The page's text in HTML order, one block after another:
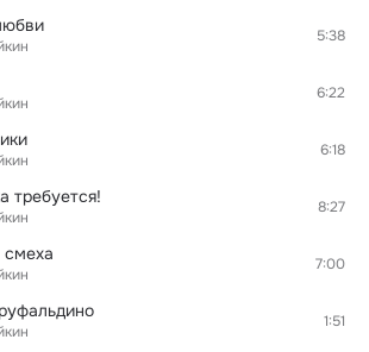
5:38
6:22
6:18
требуется! 8:27
7:00
1:51